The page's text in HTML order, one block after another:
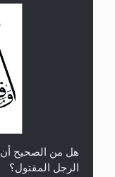
رأيٌ في لغة
هل من الصحيح أن
الرجل المقتول؟